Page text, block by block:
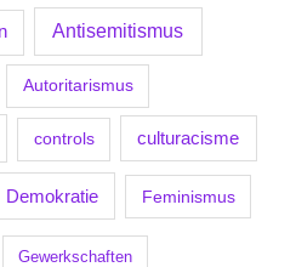
Antisemitismus
Autoritarismus
controls culturacisme
Demokratie Feminismus
Gewerkschaften